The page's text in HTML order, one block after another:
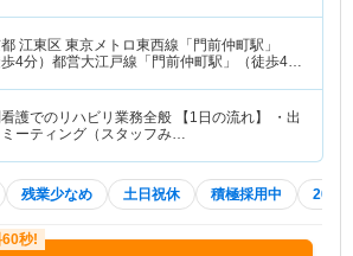
江東区 東京メトロ東西線「門前仲町駅」
歩4分）都営大江戸線「門前仲町駅」（徒歩4
護でのリハビリ業務全般 【1日の流れ】 ・出
ーティング（スタッフみ…
残業少なめ 土日祝休 積極採用中 2027